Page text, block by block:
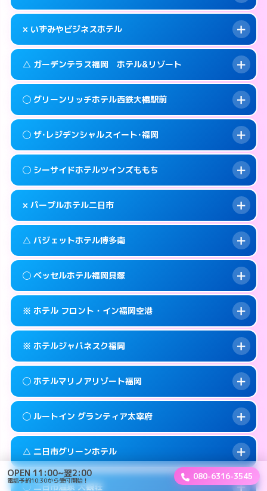
info このホテルの詳細ページを見る →
smartphone 092-603-2525
map 福岡市東区西戸崎18-25
info このホテルの詳細ページを見る →
案内方法:24:00以降はホテルの入り口で待ち
合わせ。
info このホテルの詳細ページを見る →
案内方法:状況により派遣できません。
smartphone 092-920-2130
map 筑紫野市湯町1-14-3
info このホテルの詳細ページを見る →
× いずみやビジネスホテル
案内方法:
派遣できません。
smartphone 070-9034-6635
map 福岡市西区姪の浜4-15-9
info このホテルの詳細ページを見る →
△ ガーデンテラス福岡 ホテル&リゾート
案内方法: 状況により派遣できません。
smartphone 092-881-0067
map 福岡市西区小戸2-3-55
info このホテルの詳細ページを見る →
◯ グリーンリッチホテル西鉄大橋駅前
案内方法: 女性が直接お部屋まで伺います。
smartphone 092-552-4400
map 福岡市南区大橋1-7-15
info このホテルの詳細ページを見る →
◯ ザ･レジデンシャルスイート･福岡
案内方法:女性が直接お部屋まで伺います。
smartphone 092-846-8585
map 福岡市早良区百道浜1-3-70
info このホテルの詳細ページを見る →
◯ シーサイドホテルツインズももち
案内方法:
女性が直接お部屋まで伺います。
smartphone 092-822-5001
map 福岡市早良区百道浜1-7-4
info このホテルの詳細ページを見る →
× パープルホテル二日市
案内方法: 派遣できません。
smartphone 092-922-2131
map 筑紫野市湯町2-5-6
info このホテルの詳細ページを見る →
△ バジェットホテル博多南
案内方法:
状況により派遣できません。
smartphone 092-592-0033
map 春日市上白水8-152
info このホテルの詳細ページを見る →
◯ ベッセルホテル福岡貝塚
案内方法: 女性が直接お部屋まで伺います。
smartphone 092-642-0101
map 福岡市東区箱崎7-10-65
info このホテルの詳細ページを見る →
※ ホテル フロント・イン福岡空港
案内方法: カードキーにつきホテルの入り口で
待ち合わせ。
info このホテルの詳細ページを見る →
※ ホテルジャパネスク福岡
案内方法:
カードキーにつきホテルの入り口で
待ち合わせ。
map 福岡市東区箱崎6-18−12
info このホテルの詳細ページを見る →
◯ ホテルマリノアリゾート福岡
案内方法:
女性が直接お部屋まで伺います。
smartphone 092-895-5511
map 福岡市西区小戸2-12-43
◯ ルートイン グランティア太宰府
交通費:3,000円
案内方法:女性が直接お部屋まで伺います。
△ 二日市グリーンホテル
◯ 二日市温泉 大観荘
OPEN 11:00~翌2:00
電話予約10:30から受付開始！ 080-6316-3545